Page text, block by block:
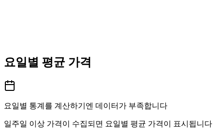
요일별 평균 가격
요일별 통계를 계산하기엔 데이터가 부족합니다
일주일 이상 가격이 수집되면 요일별 평균 가격이 표시됩니다